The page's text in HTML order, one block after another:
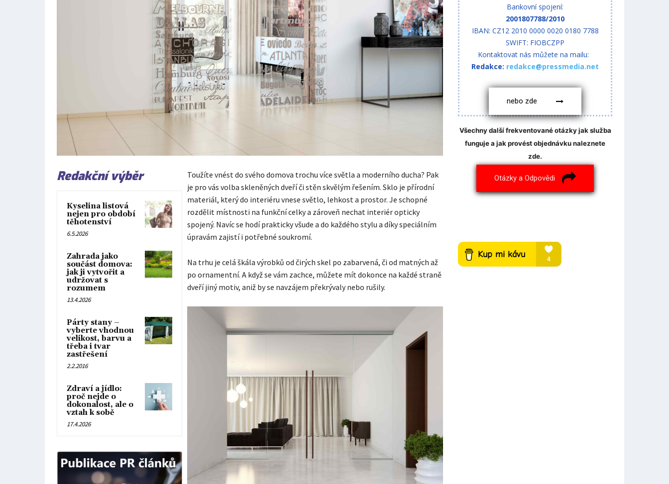
Redakční výběr
Kyselina listová
nejen pro období
těhotenství
6.5.2026
Zahrada jako
součást domova:
jak ji vytvořit a
udržovat s
rozumem
13.4.2026
Párty stany –
vyberte vhodnou
velikost, barvu a
třeba i tvar
zastřešení
2.2.2016
Zdraví a jídlo:
proč nejde o
dokonalost, ale o
vztah k sobě
17.4.2026
Toužíte vnést do svého domova trochu více světla a moderního ducha? Pak
je pro vás volba skleněných dveří či stěn skvělým řešením. Sklo je přírodní
materiál, který do interiéru vnese světlo, lehkost a prostor. Je schopné
rozdělit místnosti na funkční celky a zároveň nechat interiér opticky
spojený. Navíc se hodí prakticky všude a do každého stylu a díky speciálním
úpravám zajistí i potřebné soukromí.
Na trhu je celá škála výrobků od čirých skel po zabarvená, či od matných až
po ornamentní. A když se vám zachce, můžete mít dokonce na každé straně
dveří jiný motiv, aniž by se navzájem překrývaly nebo rušily.
Bankovní spojení:
2001807788/2010
IBAN: CZ12 2010 0000 0020 0180 7788
SWIFT: FIOBCZPP
Kontaktovat nás můžete na mailu:
Redakce: redakce@pressmedia.net
nebo zde
Všechny další frekventované otázky jak služba
funguje a jak provést objednávku naleznete
zde.
Otázky a Odpovědi